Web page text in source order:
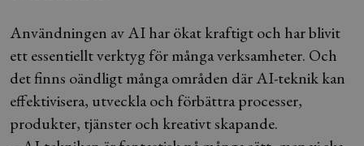
Användningen av AI har ökat kraftigt och har blivit
ett essentiellt verktyg för många verksamheter. Och
det finns oändligt många områden där AI-teknik kan
effektivisera, utveckla och förbättra processer,
produkter, tjänster och kreativt skapande.